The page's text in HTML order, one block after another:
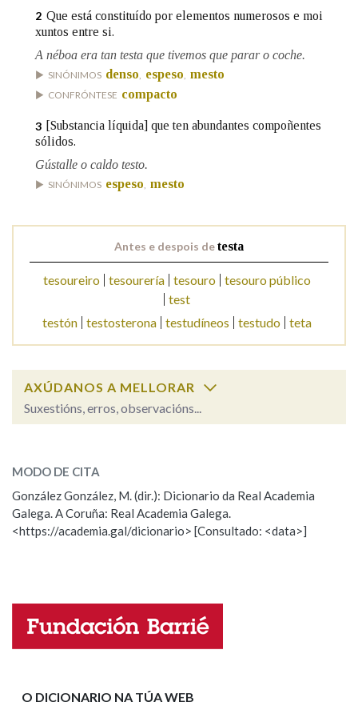
2 Que está constituído por elementos numerosos e moi
xuntos entre si.
A néboa era tan testa que tivemos que parar o coche.
SINÓNIMOS denso espeso mesto
CONFRÓNTESE compacto
3 [Substancia líquida] que ten abundantes compoñentes
sólidos.
Gústalle o caldo testo.
SINÓNIMOS espeso, mesto
Antes e despois detesta
tesoureiro tesourería tesouro tesouro público
test
testón testosterona testudíneos testudo teta
AXÚDANOS A MELLORAR
Suxestións, erros, observacións...
testa
testo, testa
(adxectivo)
ESCOLLE UNHA OPCIÓN:
Propoño mellorar a definición
Falta unha voz
MODO DE CITA
González González, M. (dir.): Dicionario da Real Academia
Galega. A Coruña: Real Academia Galega.
<https://academia.gal/dicionario> [Consultado: <data>]
O DICIONARIO NA TÚA WEB